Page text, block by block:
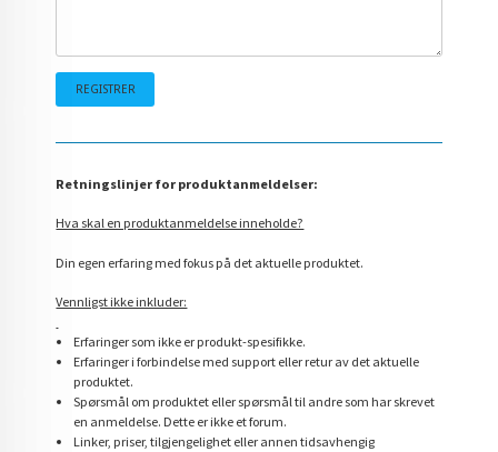
Retningslinjer for produktanmeldelser:
Hva skal en produktanmeldelse inneholde?
Din egen erfaring med fokus på det aktuelle produktet.
Vennligst ikke inkluder:
Erfaringer som ikke er produkt-spesifikke.
Erfaringer i forbindelse med support eller retur av det aktuelle
produktet.
Spørsmål om produktet eller spørsmål til andre som har skrevet
en anmeldelse. Dette er ikke et forum.
Linker, priser, tilgjengelighet eller annen tidsavhengig